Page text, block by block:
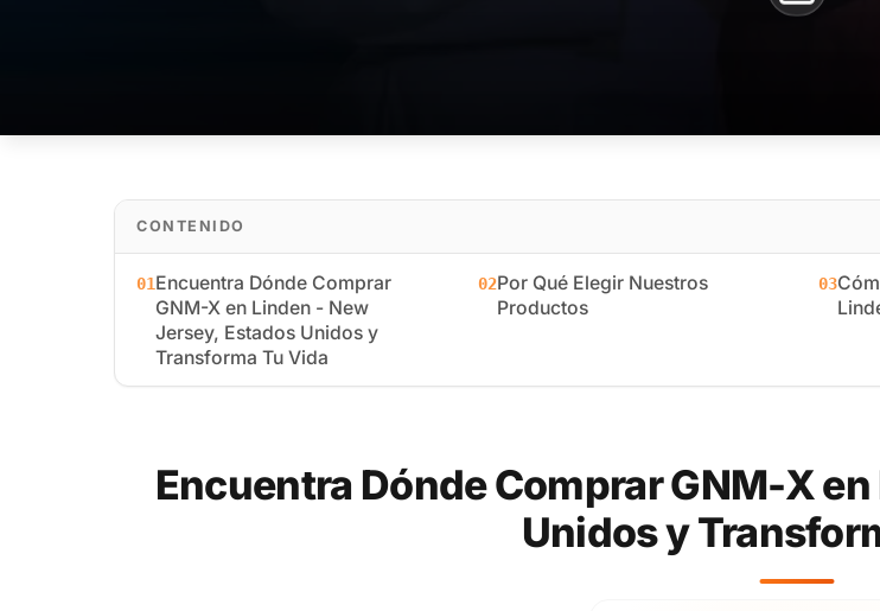
CONTENIDO
01Encuentra Dónde Comprar
GNM-X en Linden - New
Jersey, Estados Unidos y
Transforma Tu Vida
02Por Qué Elegir Nuestros
Productos
03
Encuentra Dónde Comprar GNM-X
Unidos y